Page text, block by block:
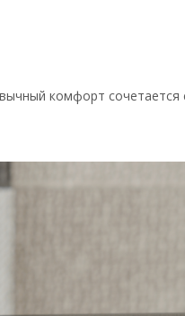
комфорт сочетается